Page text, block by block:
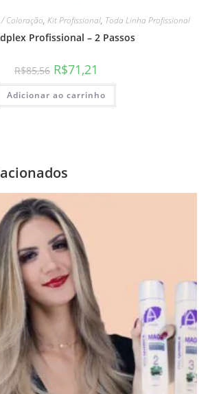
Coloração, Kit Profissional, Toda Linha Profissional
Profissional – 2 Passos
R$85,56 R$71,21
Adicionar ao carrinho